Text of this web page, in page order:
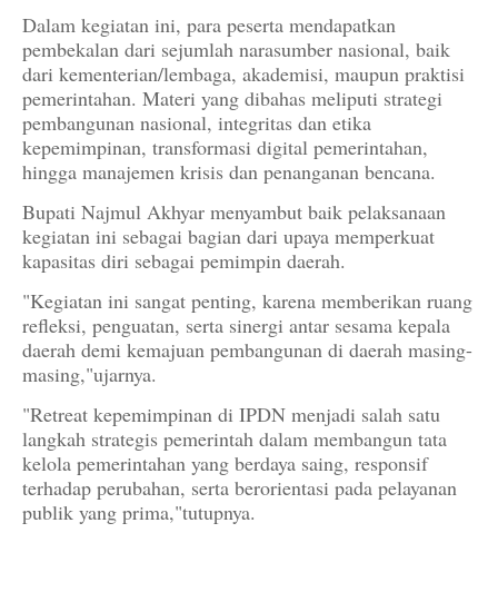
Dalam kegiatan ini, para peserta mendapatkan
pembekalan dari sejumlah narasumber nasional, baik
dari kementerian/lembaga, akademisi, maupun praktisi
pemerintahan. Materi yang dibahas meliputi strategi
pembangunan nasional, integritas dan etika
kepemimpinan, transformasi digital pemerintahan,
hingga manajemen krisis dan penanganan bencana.
Bupati Najmul Akhyar menyambut baik pelaksanaan
kegiatan ini sebagai bagian dari upaya memperkuat
kapasitas diri sebagai pemimpin daerah.
"Kegiatan ini sangat penting, karena memberikan ruang
refleksi, penguatan, serta sinergi antar sesama kepala
daerah demi kemajuan pembangunan di daerah masing-
masing,"ujarnya.
"Retreat kepemimpinan di IPDN menjadi salah satu
langkah strategis pemerintah dalam membangun tata
kelola pemerintahan yang berdaya saing, responsif
terhadap perubahan, serta berorientasi pada pelayanan
publik yang prima,"tutupnya.